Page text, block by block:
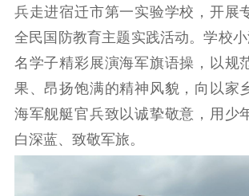
告
政策
工作动态
理论武装
理论学习
兵走进宿迁市第一实验学校，开展
全民国防教育主题实践活动。学校
名学子精彩展演海军旗语操，以规
果、昂扬饱满的精神风貌，向以家
海军舰艇官兵致以诚挚敬意，用少
白深蓝、致敬军旅。